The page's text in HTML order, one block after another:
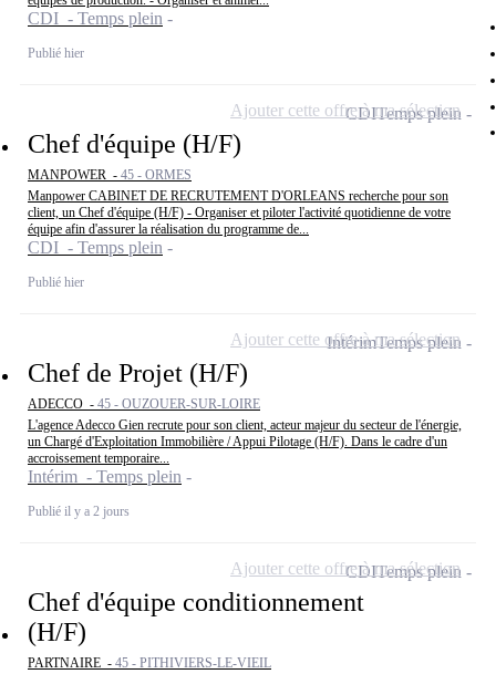
CDI - Temps plein
Publié hier
Chef d'équipe (H/F)
MANPOWER - 45 - ORMES
Manpower CABINET DE RECRUTEMENT D'ORLEANS recherche pour son
client, un Chef d'équipe (H/F) - Organiser et piloter l'activité quotidienne de votre
équipe afin d'assurer la réalisation du programme de...
CDI - Temps plein
Publié hier
CDITemps plein
Ajouter cette offre à ma sélection
Chef de Projet (H/F)
ADECCO - 45 - OUZOUER-SUR-LOIRE
L'agence Adecco Gien recrute pour son client, acteur majeur du secteur de l'énergie,
un Chargé d'Exploitation Immobilière / Appui Pilotage (H/F). Dans le cadre d'un
accroissement temporaire...
Intérim - Temps plein
Publié il y a 2 jours
IntérimTemps plein
Ajouter cette offre à ma sélection
Chef d'équipe conditionnement
(H/F)
PARTNAIRE - 45 - PITHIVIERS-LE-VIEIL
CDITemps plein
Ajouter cette offre à ma sélection